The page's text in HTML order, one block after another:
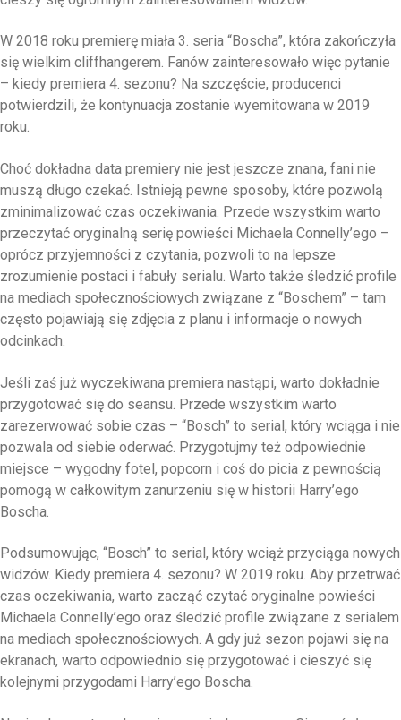
W 2018 roku premierę miała 3. seria “Boscha”, która zakończyła
się wielkim cliffhangerem. Fanów zainteresowało więc pytanie
– kiedy premiera 4. sezonu? Na szczęście, producenci
potwierdzili, że kontynuacja zostanie wyemitowana w 2019
roku.
Choć dokładna data premiery nie jest jeszcze znana, fani nie
muszą długo czekać. Istnieją pewne sposoby, które pozwolą
zminimalizować czas oczekiwania. Przede wszystkim warto
przeczytać oryginalną serię powieści Michaela Connelly’ego –
oprócz przyjemności z czytania, pozwoli to na lepsze
zrozumienie postaci i fabuły serialu. Warto także śledzić profile
na mediach społecznościowych związane z “Boschem” – tam
często pojawiają się zdjęcia z planu i informacje o nowych
odcinkach.
Jeśli zaś już wyczekiwana premiera nastąpi, warto dokładnie
przygotować się do seansu. Przede wszystkim warto
zarezerwować sobie czas – “Bosch” to serial, który wciąga i nie
pozwala od siebie oderwać. Przygotujmy też odpowiednie
miejsce – wygodny fotel, popcorn i coś do picia z pewnością
pomogą w całkowitym zanurzeniu się w historii Harry’ego
Boscha.
Podsumowując, “Bosch” to serial, który wciąż przyciąga nowych
widzów. Kiedy premiera 4. sezonu? W 2019 roku. Aby przetrwać
czas oczekiwania, warto zacząć czytać oryginalne powieści
Michaela Connelly’ego oraz śledzić profile związane z serialem
na mediach społecznościowych. A gdy już sezon pojawi się na
ekranach, warto odpowiednio się przygotować i cieszyć się
kolejnymi przygodami Harry’ego Boscha.